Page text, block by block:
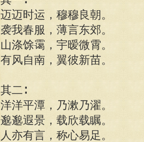
迈迈时运，穆穆良朝。
袭我春服，薄言东郊。
山涤馀霭，宇暧微霄。
有风自南，翼彼新苗。
其二∶
洋洋平潭，乃漱乃濯。
邈邈遐景，载欣载瞩。
人亦有言，称心易足。